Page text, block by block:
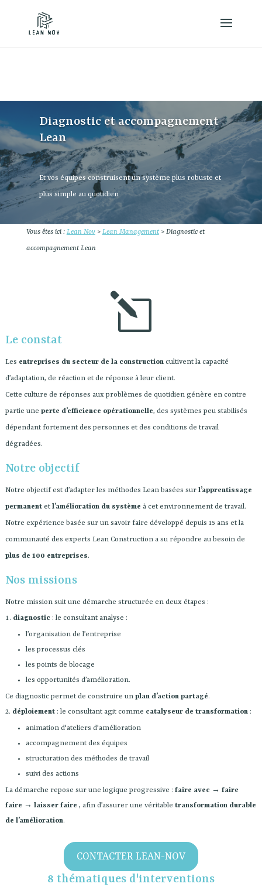
Diagnostic et accompagnement
Lean
Et vos équipes construisent un système plus robuste et
plus simple au quotidien
Vous êtes ici : Lean Nov> Lean Management> Diagnostic et
accompagnement Lean
l
Le constat
Les entreprises du secteur de la constructioncultivent la capacité
d’adaptation, de réaction et de réponse à leur client.
Cette culture de réponses aux problèmes de quotidien génère en contre
partie une perte d’efficience opérationnelle, des systèmes peu stabilisés
dépendant fortement des personnes et des conditions de travail
dégradées.
Notre objectif
Notre objectif est d’adapter les méthodes Lean basées sur l’apprentissage
permanentet l’amélioration du système à cet environnement de travail.
Notre expérience basée sur un savoir faire développé depuis 15 ans et la
communauté des experts Lean Construction a su répondre au besoin de
plus de 100 entreprises.
Nos missions
Notre mission suit une démarche structurée en deux étapes :
diagnostic : le consultant analyse :
l’organisation de l’entreprise
les processus clés
les points de blocage
les opportunités d’amélioration.
Ce diagnostic permet de construire un plan d’action partagé.
déploiement: le consultant agit comme catalyseur de transformation:
animation d'ateliers d'amélioration
accompagnement des équipes
structuration des méthodes de travail
suivi des actions
La démarche repose sur une logique progressive : faire avec → faire
faire → laisser faire , afin d’assurer une véritable transformation durable
de l’amélioration.
CONTACTER LEAN-NOV
8 thématiques d'interventions